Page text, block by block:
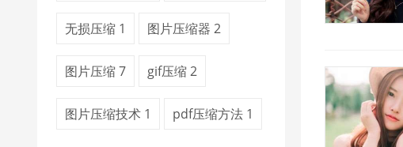
无损压缩 1 图片压缩器 2
图片压缩7 gif压缩2
图片压缩技术 1 pdf压缩方法 1